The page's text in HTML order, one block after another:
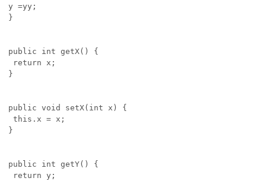
y =yy;
}
public int getX() {
return x;
}
public void setX(int x) {
this.x = x;
}
public int getY() {
return y;